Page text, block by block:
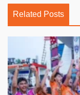
Related Posts